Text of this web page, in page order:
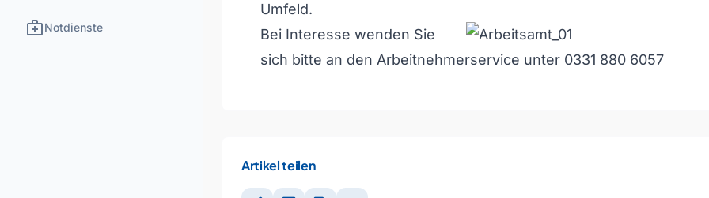
medical_servicesNotdienste
Umfeld.
Bei Interesse wenden Sie
sich bitte an den Arbeitnehmerservice unter 0331 880 6057
Artikel teilen